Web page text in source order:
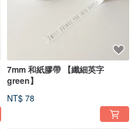
7mm 和紙膠帶 【纖細英字
green】
NT$ 78